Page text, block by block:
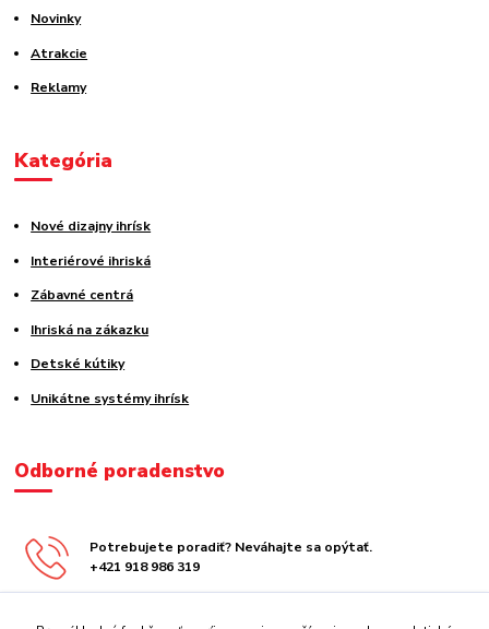
Novinky
Atrakcie
Reklamy
Kategória
Nové dizajny ihrísk
Interiérové ihriská
Zábavné centrá
Ihriská na zákazku
Detské kútiky
Unikátne systémy ihrísk
Odborné poradenstvo
Potrebujete poradiť? Neváhajte sa opýtať.
+421 918 986 319
obchod@centrazabavy.sk